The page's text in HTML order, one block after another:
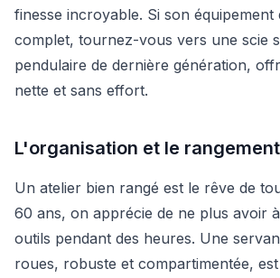
finesse incroyable. Si son équipement
complet, tournez-vous vers une scie
pendulaire de dernière génération,
nette et sans effort.
L'organisation et le
Un atelier bien rangé est le rêve de
60 ans, on apprécie de ne plus avoir
outils pendant des heures. Une
roues, robuste et compartimentée,